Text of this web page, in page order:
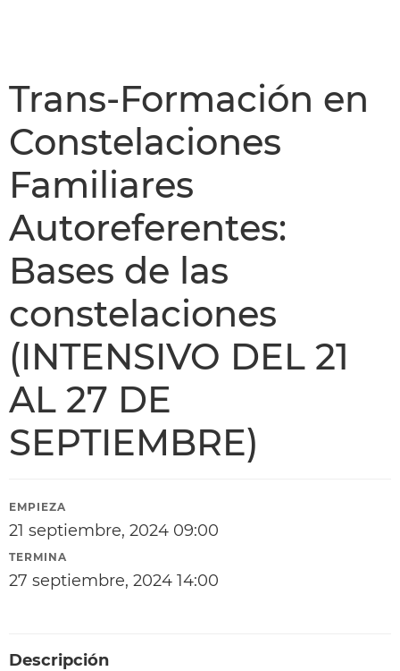
Trans-Formación en
Constelaciones
Familiares
Autoreferentes:
Bases de las
constelaciones
(INTENSIVO DEL 21
AL 27 DE
SEPTIEMBRE)
EMPIEZA
21 septiembre, 2024 09:00
TERMINA
27 septiembre, 2024 14:00
Descripción